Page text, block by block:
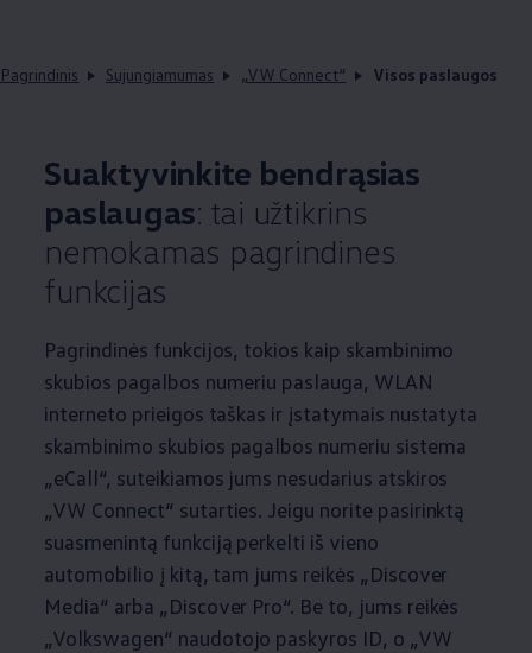
Pagrindinis Sujungiamumas „VW Connect“ Visos paslaugos
Suaktyvinkite bendrąsias
paslaugas: tai užtikrins
nemokamas pagrindines
funkcijas
Pagrindinės funkcijos, tokios kaip skambinimo
skubios pagalbos numeriu paslauga, WLAN
interneto prieigos taškas ir įstatymais nustatyta
skambinimo skubios pagalbos numeriu sistema
„eCall“, suteikiamos jums nesudarius atskiros
„VW Connect“ sutarties. Jeigu norite pasirinktą
suasmenintą funkciją perkelti iš vieno
automobilio į kitą, tam jums reikės „Discover
Media“ arba „Discover Pro“. Be to, jums reikės
„Volkswagen“ naudotojo paskyros ID, o „VW